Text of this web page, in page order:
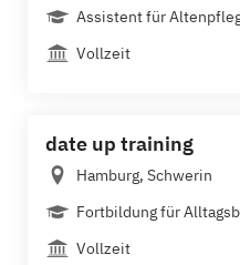
Assistent für
Vollzeit
date up training
Hamburg, Schwerin
Fortbildung für
Vollzeit